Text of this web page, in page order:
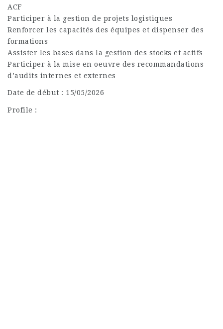
ACF
Participer à la gestion de projets logistiques
Renforcer les capacités des équipes et dispenser des
formations
Assister les bases dans la gestion des stocks et actifs
Participer à la mise en oeuvre des recommandations
d’audits internes et externes
Date de début : 15/05/2026
Profile :